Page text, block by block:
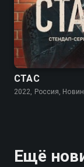
СТАС
2022, Россия,
Ещё